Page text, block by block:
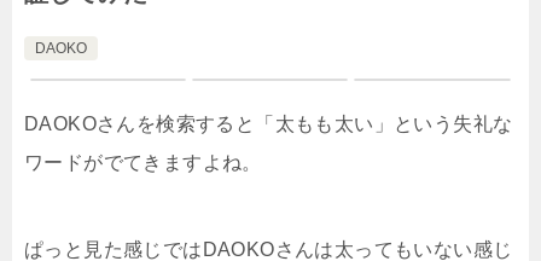
DAOKO
DAOKOさんを検索すると「太もも太い」という失礼な
ワードがでてきますよね。
ぱっと見た感じではDAOKOさんは太ってもいない感じ